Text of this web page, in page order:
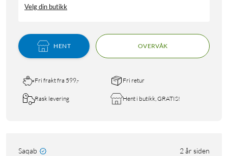
Velg din butikk
HENT OVERVÅK
Fri frakt fra 599,- Fri retur
Rask levering Hent i butikk, GRATIS!
Saqab 2 år siden